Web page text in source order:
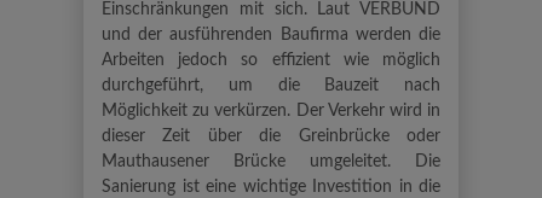
Einschränkungen mit sich. Laut VERBUND
und der ausführenden Baufirma werden die
Arbeiten jedoch so effizient wie möglich
durchgeführt, um die Bauzeit nach
Möglichkeit zu verkürzen. Der Verkehr wird in
dieser Zeit über die Greinbrücke oder
Mauthausener Brücke umgeleitet. Die
Sanierung ist eine wichtige Investition in die